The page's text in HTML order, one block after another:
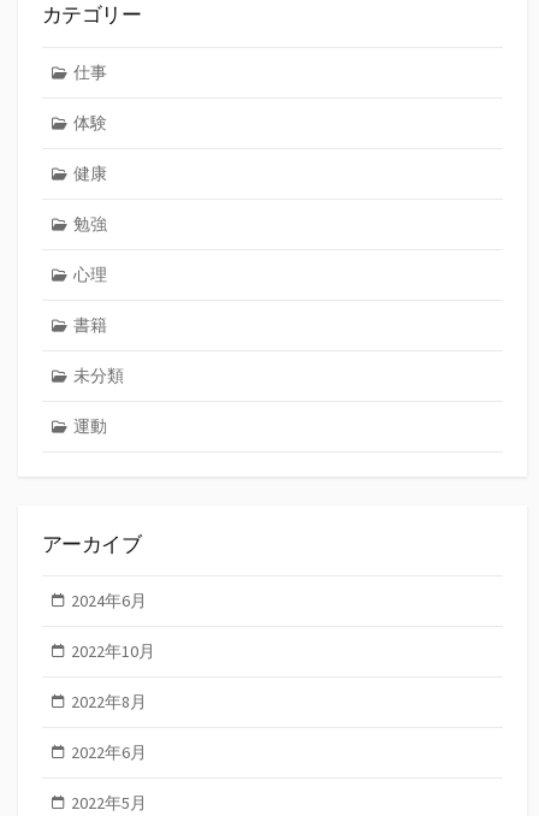
カテゴリー
仕事
体験
健康
勉強
心理
書籍
未分類
運動
アーカイブ
2024年6月
2022年10月
2022年8月
2022年6月
2022年5月